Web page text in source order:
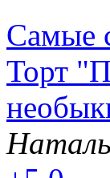
Самые
Торт